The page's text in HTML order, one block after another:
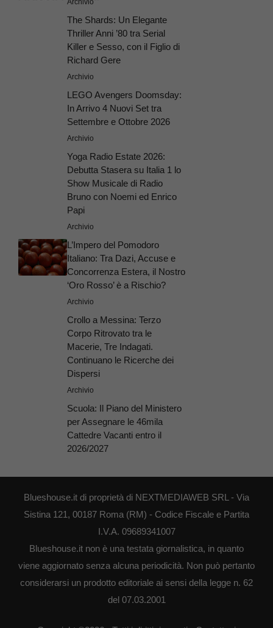
Archivio
The Shards: Un Elegante
Thriller Anni ’80 tra Serial
Killer e Sesso, con il Figlio di
Richard Gere
Archivio
LEGO Avengers Doomsday:
In Arrivo 4 Nuovi Set tra
Settembre e Ottobre 2026
Archivio
Yoga Radio Estate 2026:
Debutta Stasera su Italia 1 lo
Show Musicale di Radio
Bruno con Noemi ed Enrico
Papi
Archivio
L’Impero del Pomodoro
Italiano: Tra Dazi, Accuse e
Concorrenza Estera, il Nostro
‘Oro Rosso’ è a Rischio?
Archivio
Crollo a Messina: Terzo
Corpo Ritrovato tra le
Macerie, Tre Indagati.
Continuano le Ricerche dei
Dispersi
Archivio
Scuola: Il Piano del Ministero
per Assegnare le 46mila
Cattedre Vacanti entro il
2026/2027
Blueshouse.it di proprietà di NEXTMEDIAWEB SRL - Via
Sistina 121, 00187 Roma (RM) - Codice Fiscale e Partita
I.V.A. 09689341007
Blueshouse.it non è una testata giornalistica, in quanto
viene aggiornato senza alcuna periodicità. Non può pertanto
considerarsi un prodotto editoriale ai sensi della legge n. 62
del 07.03.2001